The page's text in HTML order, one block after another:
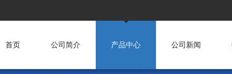
首页 公司简介 产品中心 公司新闻